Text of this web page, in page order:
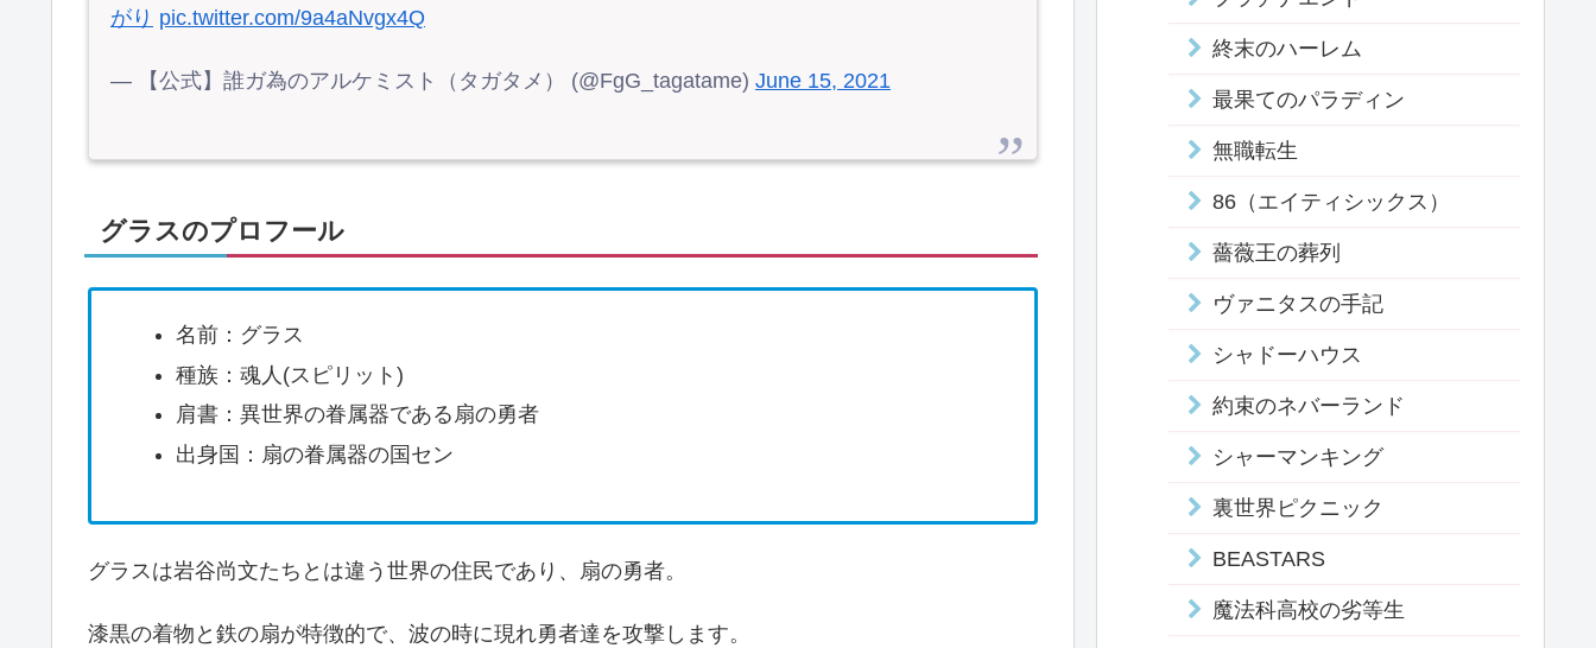
がり pic.twitter.com/9a4aNvgx4Q
— 【公式】誰ガ為のアルケミスト（タガタメ） (@FgG_tagatame) June 15, 2021
グラスのプロフール
名前：グラス
種族：魂人(スピリット)
肩書：異世界の眷属器である扇の勇者
出身国：扇の眷属器の国セン
グラスは岩谷尚文たちとは違う世界の住民であり、扇の勇者。
漆黒の着物と鉄の扇が特徴的で、波の時に現れ勇者達を攻撃します。
終末のハーレム
最果てのパラディン
無職転生
86（エイティシックス）
薔薇王の葬列
ヴァニタスの手記
シャドーハウス
約束のネバーランド
シャーマンキング
裏世界ピクニック
BEASTARS
魔法科高校の劣等生